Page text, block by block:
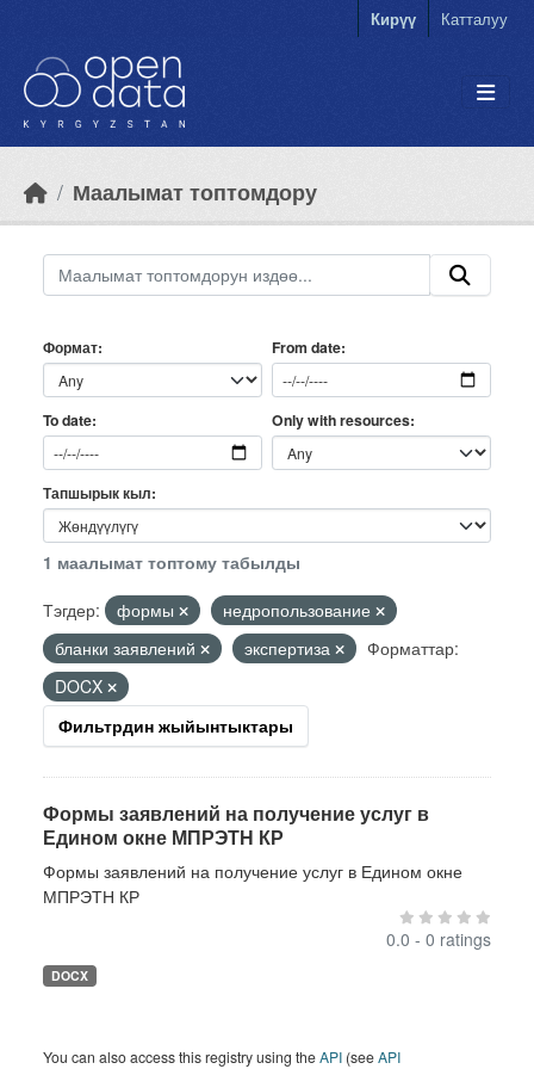
Кирүү Катталуу
Маалымат топтомдору
Формат From date
To date Only with resources
Тапшырык кыл
1 маалымат топтому табылды
Тэгдер:
формы
недропользование
бланки заявлений
экспертиза
Форматтар:
DOCX
Фильтрдин жыйынтыктары
Формы заявлений на получение услуг в
Едином окне МПРЭТН КР
Формы заявлений на получение услуг в Едином окне
МПРЭТН КР
0.0 - 0 ratings
DOCX
You can also access this registry using theAPI (seeAPI